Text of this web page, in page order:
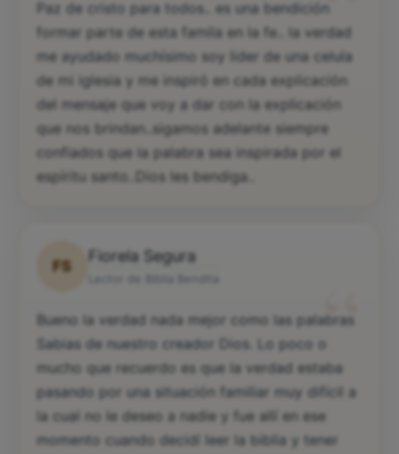
Paz de cristo para todos.. es una bendición
formar parte de esta famila en la fe.. la verdad
me ayudado muchísimo soy lider de una celula
de mi iglesia y me inspiró en cada explicación
del mensaje que voy a dar con la explicación
que nos brindan..sigamos adelante siempre
confiados que la palabra sea inspirada por el
espíritu santo..Dios les bendiga..
FS
Fiorela Segura
“
Bueno la verdad nada mejor como las palabras
Sabias de nuestro creador Dios. Lo poco o
mucho que recuerdo es que la verdad estaba
pasando por una situación familiar muy difícil a
la cual no le deseo a nadie y fue allí en ese
momento cuando decidí leer la biblia y tener